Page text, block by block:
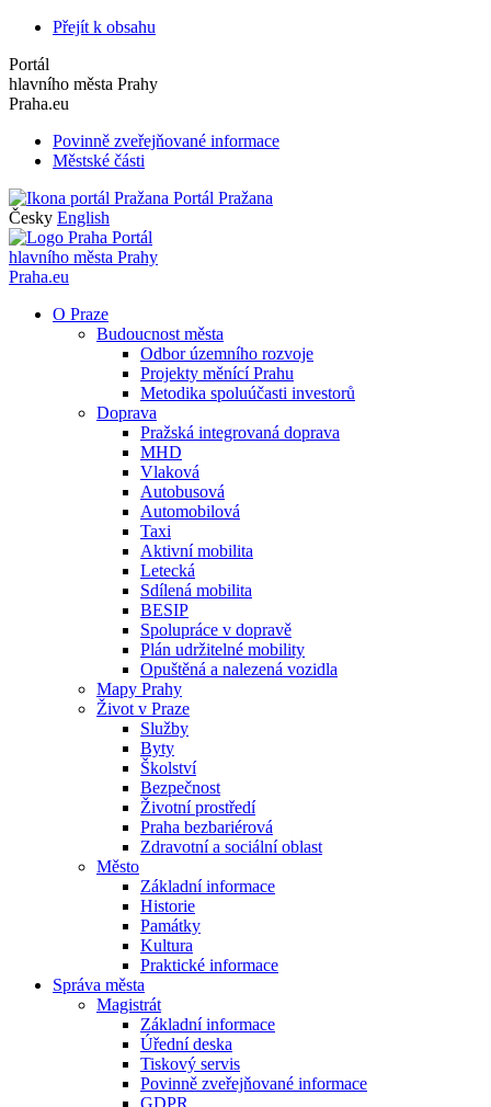
Přejít k obsahu
Portál
hlavního města Prahy
Praha.eu
Povinně zveřejňované informace
Městské části
Portál Pražana
Česky English
Portál
hlavního města Prahy
Praha.eu
O Praze
Budoucnost města
Odbor územního rozvoje
Projekty měnící Prahu
Metodika spoluúčasti investorů
Doprava
Pražská integrovaná doprava
MHD
Vlaková
Autobusová
Automobilová
Taxi
Aktivní mobilita
Letecká
Sdílená mobilita
BESIP
Spolupráce v dopravě
Plán udržitelné mobility
Opuštěná a nalezená vozidla
Mapy Prahy
Život v Praze
Služby
Byty
Školství
Bezpečnost
Životní prostředí
Praha bezbariérová
Zdravotní a sociální oblast
Město
Základní informace
Historie
Památky
Kultura
Praktické informace
Správa města
Magistrát
Základní informace
Úřední deska
Tiskový servis
Povinně zveřejňované informace
GDPR